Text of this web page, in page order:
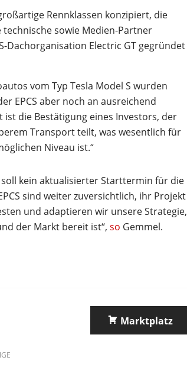
Rennklassen konzipiert, die
sowie Medien-Partner
Dachorganisation Electric GT gegründet
vom Typ Tesla Model S wurden
EPCS aber noch an ausreichend
ist die Bestätigung eines Investors, der
Transport teilt, was wesentlich für
Niveau ist.“
kein aktualisierter Starttermin für die
sind weiter zuversichtlich, ihr Projekt
und adaptieren wir unsere Strategie,
der Markt bereit ist“, so Gemmel.
Marktplatz